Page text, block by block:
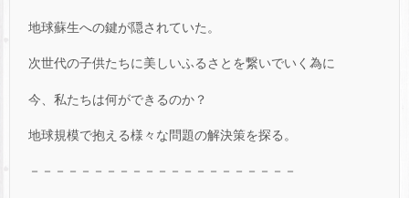
地球蘇生への鍵が隠されていた。
次世代の子供たちに美しいふるさとを繋いでいく為に
今、私たちは何ができるのか？
地球規模で抱える様々な問題の解決策を探る。
－－－－－－－－－－－－－－－－－－－－－